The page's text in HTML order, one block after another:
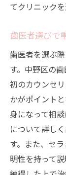
てクリニック
歯医者選びで
歯医者を選ぶ
す。中野区の
初のカウンセ
かがポイント
身になって相
について詳し
す。また、セ
明性を持って